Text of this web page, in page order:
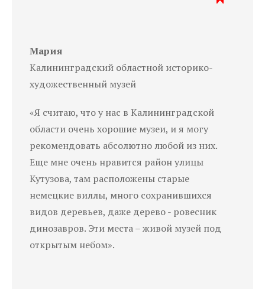
Мария
Калининградский областной историко-
художественный музей
«Я считаю, что у нас в Калининградской
области очень хорошие музеи, и я могу
рекомендовать абсолютно любой из них.
Еще мне очень нравится район улицы
Кутузова, там расположены старые
немецкие виллы, много сохранившихся
видов деревьев, даже дерево - ровесник
динозавров. Эти места – живой музей под
открытым небом».